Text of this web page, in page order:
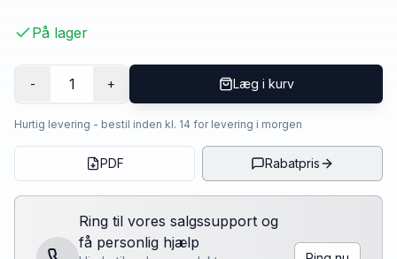
På lager
- 1 + Læg i kurv
Hurtig levering - bestil inden kl. 14 for levering i morgen
PDF Rabatpris
Ring til vores salgssupport og
få personlig hjælp